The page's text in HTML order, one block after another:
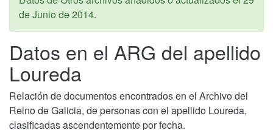
de Junio de 2014.
Datos en el ARG del apellido
Loureda
Relación de documentos encontrados en el Archivo del
Reino de Galicia, de personas con el apellido Loureda,
clasificadas ascendentemente por fecha.